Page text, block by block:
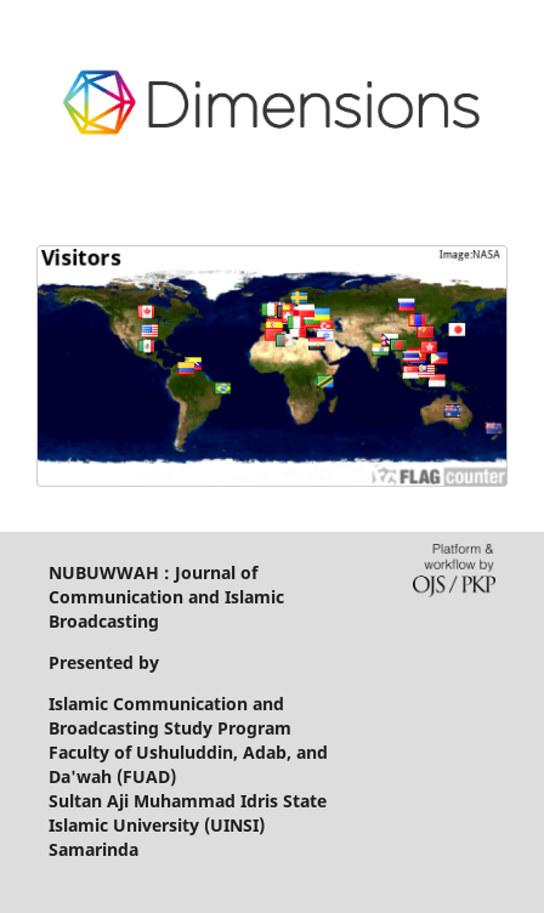
NUBUWWAH : Journal of
Communication and Islamic
Broadcasting
Presented by
Islamic Communication and
Broadcasting Study Program
Faculty of Ushuluddin, Adab, and
Da'wah (FUAD)
Sultan Aji Muhammad Idris State
Islamic University (UINSI)
Samarinda